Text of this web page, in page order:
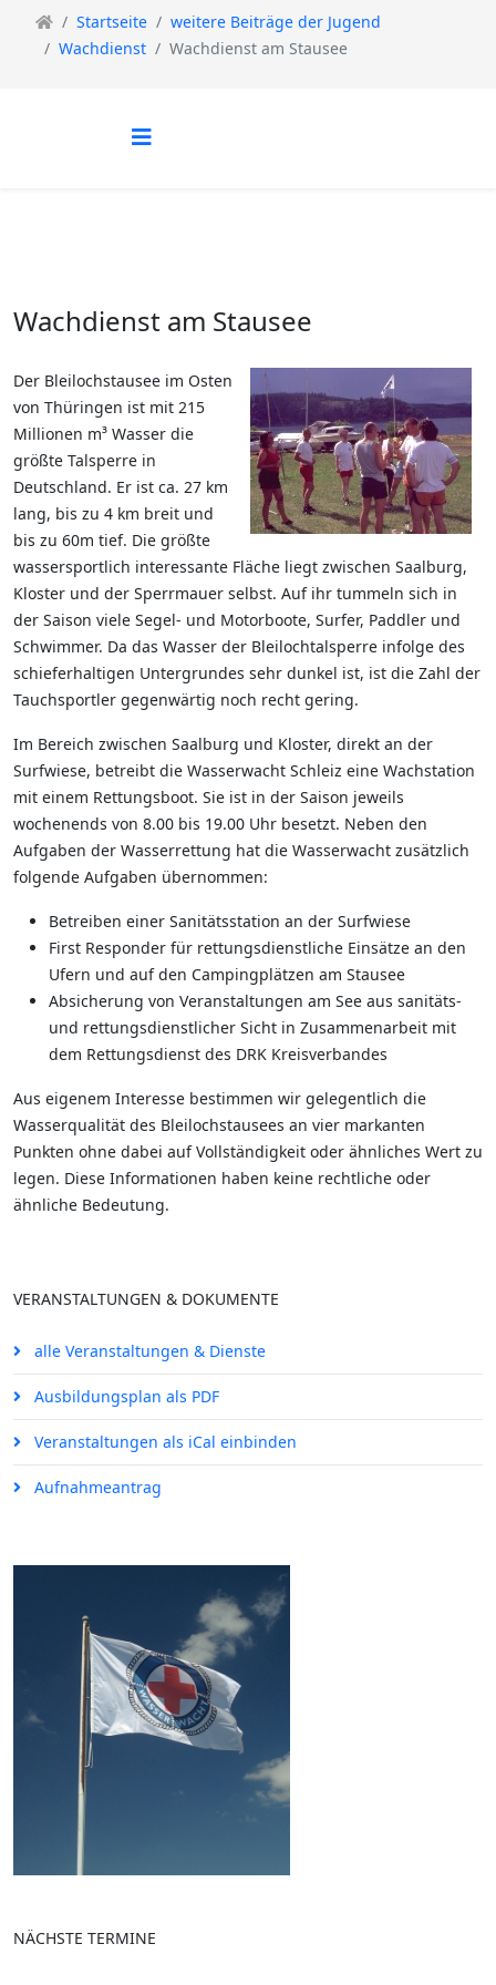
Startseite
weitere Beiträge der Jugend
Wachdienst
Wachdienst am Stausee
Wachdienst am Stausee
Der Bleilochstausee im Osten
von Thüringen ist mit 215
Millionen m³ Wasser die
größte Talsperre in
Deutschland. Er ist ca. 27 km
lang, bis zu 4 km breit und
bis zu 60m tief. Die größte
wassersportlich interessante Fläche liegt zwischen Saalburg,
Kloster und der Sperrmauer selbst. Auf ihr tummeln sich in
der Saison viele Segel- und Motorboote, Surfer, Paddler und
Schwimmer. Da das Wasser der Bleilochtalsperre infolge des
schieferhaltigen Untergrundes sehr dunkel ist, ist die Zahl der
Tauchsportler gegenwärtig noch recht gering.
Im Bereich zwischen Saalburg und Kloster, direkt an der
Surfwiese, betreibt die Wasserwacht Schleiz eine Wachstation
mit einem Rettungsboot. Sie ist in der Saison jeweils
wochenends von 8.00 bis 19.00 Uhr besetzt. Neben den
Aufgaben der Wasserrettung hat die Wasserwacht zusätzlich
folgende Aufgaben übernommen:
Betreiben einer Sanitätsstation an der Surfwiese
First Responder für rettungsdienstliche Einsätze an den
Ufern und auf den Campingplätzen am Stausee
Absicherung von Veranstaltungen am See aus sanitäts-
und rettungsdienstlicher Sicht in Zusammenarbeit mit
dem Rettungsdienst des DRK Kreisverbandes
Aus eigenem Interesse bestimmen wir gelegentlich die
Wasserqualität des Bleilochstausees an vier markanten
Punkten ohne dabei auf Vollständigkeit oder ähnliches Wert zu
legen. Diese Informationen haben keine rechtliche oder
ähnliche Bedeutung.
VERANSTALTUNGEN & DOKUMENTE
alle Veranstaltungen & Dienste
Ausbildungsplan als PDF
Veranstaltungen als iCal einbinden
Aufnahmeantrag
NÄCHSTE TERMINE